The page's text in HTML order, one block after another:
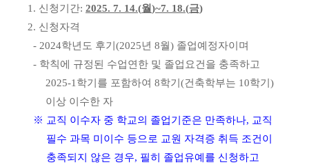
1. 신청기간: 2025. 7. 14.(월)~7. 18.(금)
2. 신청자격
- 2024학년도 후기 (2025년 8월) 졸업예정자이며
- 학칙에 규정된 수업연한 및 졸업요건을 충족하고
2025-1 학기를 포함하여 8학기 (건축학부는 10학기 )
이상 이수한 자
※ 교직 이수자 중 학교의 졸업기준은 만족하나, 교직
필수 과목 미이수 등으로 교원 자격증 취득 조건이
충족되지 않은 경우, 필히 졸업유예를 신청하고